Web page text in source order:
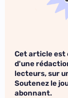
Cet article est
d'une
lecteurs, sur
Soutenez le
abonnant.